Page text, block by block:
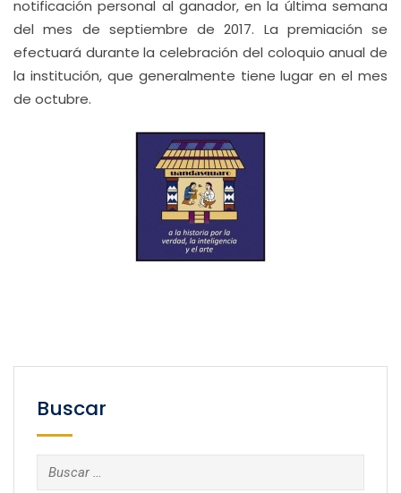
notificación personal al ganador, en la última semana
del mes de septiembre de 2017. La premiación se
efectuará durante la celebración del coloquio anual de
la institución, que generalmente tiene lugar en el mes
de octubre.
Buscar
Buscar: